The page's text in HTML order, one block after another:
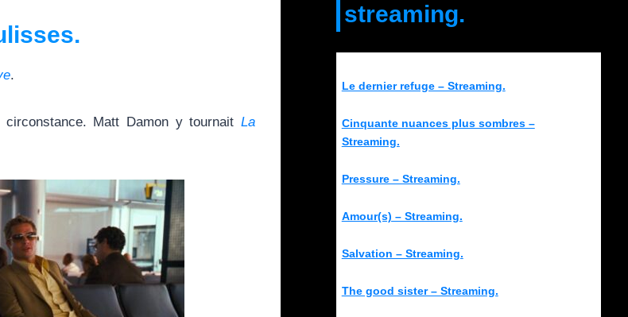
.
Matt Damon y tournaitLa
streaming.
Le dernier refuge – Streaming.
Cinquante nuances plus sombres –
Streaming.
Pressure – Streaming.
Amour(s) – Streaming.
Salvation – Streaming.
The good sister – Streaming.